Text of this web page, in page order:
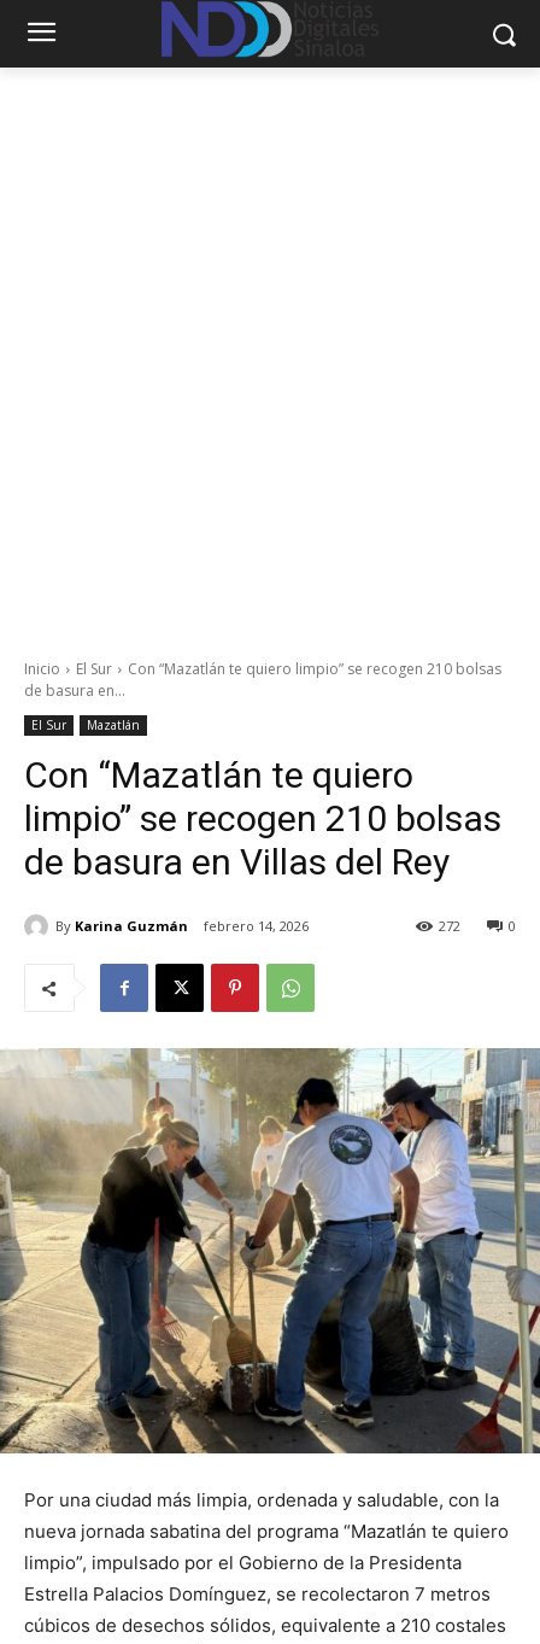
Inicio El Sur
Con “Mazatlán te quiero limpio” se recogen 210 bolsas
de basura en...
El Sur Mazatlán
Con “Mazatlán te quiero
limpio” se recogen 210 bolsas
de basura en Villas del Rey
By Karina Guzmán febrero 14, 2026 0
272
Por una ciudad más limpia, ordenada y saludable, con la
nueva jornada sabatina del programa “Mazatlán te quiero
limpio”, impulsado por el Gobierno de la Presidenta
Estrella Palacios Domínguez, se recolectaron 7 metros
cúbicos de desechos sólidos, equivalente a 210 costales